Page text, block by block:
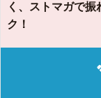
く、ストマガで
ク！